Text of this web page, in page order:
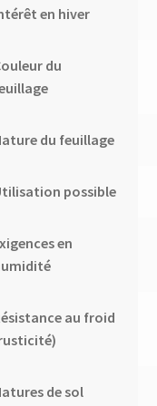
en hiver
du
du feuillage
possible
en
au froid
de sol